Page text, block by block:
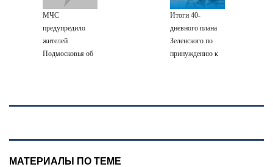
августа 2026 года
МЧС
предупредило
жителей
Подмосковья об
Итоги 40-
дневного плана
Зеленского по
принуждению к
провала операции
МАТЕРИАЛЫ ПО ТЕМЕ